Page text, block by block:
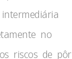
no
riscos de pôr